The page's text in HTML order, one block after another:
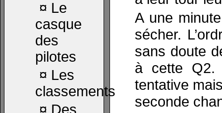
¤ Le
casque
des
pilotes
¤ Les
classements
¤ Des
A une
sécher.
sans doute
à cette Q2.
tentative
seconde